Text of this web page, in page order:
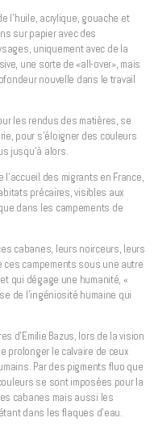
l’huile, acrylique, gouache et
sur papier avec des
uniquement avec de la
une sorte de «all-over», mais
nouvelle dans le travail
les rendus des matières, se
pour s’éloigner des couleurs
jusqu’à alors.
des migrants en France,
précaires, visibles aux
dans les campements de
cabanes, leurs noirceurs, leurs
ces campements sous une autre
qui dégage une humanité, «
de l’ingéniosité humaine qui
d’Emilie Bazus, lors de la vision
prolonger le calvaire de ceux
Par des pigments fluo que
se sont imposées pour la
cabanes mais aussi les
dans les flaques d’eau.